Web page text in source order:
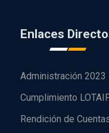
Enlaces
Administración 2023
Cumplimiento
Rendición de